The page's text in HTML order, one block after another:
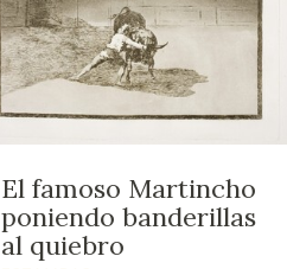
El famoso Martincho
poniendo banderillas
al quiebro